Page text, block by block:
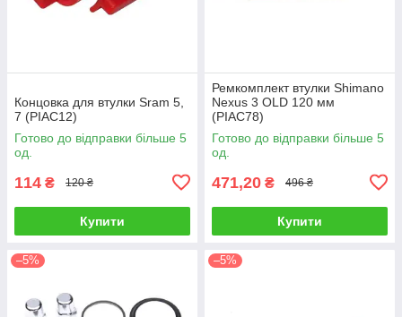
Концовка для втулки Sram 5,
7 (PIAC12)
Готово до відправки більше 5
од.
114 ₴ 120 ₴
Купити
Ремкомплект втулки Shimano
Nexus 3 OLD 120 мм
(PIAC78)
Готово до відправки більше 5
од.
471,20 ₴ 496 ₴
Купити
–5% –5%